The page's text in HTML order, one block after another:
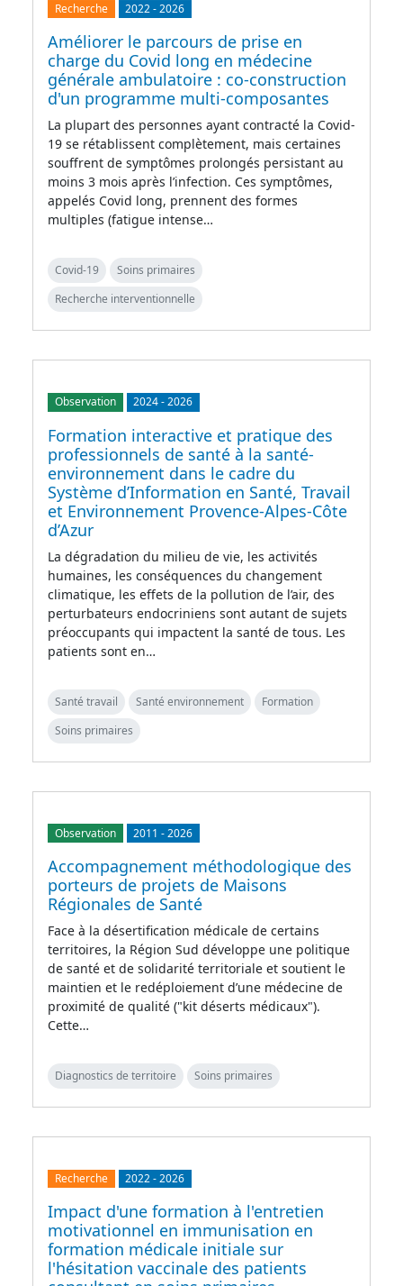
Recherche 2022-2026
Améliorer le parcours de prise en
charge du Covid long en médecine
générale ambulatoire : co-construction
d'un programme multi-composantes
La plupart des personnes ayant contracté la Covid-
19 se rétablissent complètement, mais certaines
souffrent de symptômes prolongés persistant au
moins 3 mois après l’infection. Ces symptômes,
appelés Covid long, prennent des formes
multiples (fatigue intense…
Covid-19
Soins primaires
Recherche interventionnelle
Observation 2024-2026
Formation interactive et pratique des
professionnels de santé à la santé-
environnement dans le cadre du
Système d’Information en Santé, Travail
et Environnement Provence-Alpes-Côte
d’Azur
La dégradation du milieu de vie, les activités
humaines, les conséquences du changement
climatique, les effets de la pollution de l’air, des
perturbateurs endocriniens sont autant de sujets
préoccupants qui impactent la santé de tous. Les
patients sont en…
Santé travail Santé environnement
Formation
Soins primaires
Observation 2011 -2026
Accompagnement méthodologique des
porteurs de projets de Maisons
Régionales de Santé
Face à la désertification médicale de certains
territoires, la Région Sud développe une politique
de santé et de solidarité territoriale et soutient le
maintien et le redéploiement d’une médecine de
proximité de qualité ("kit déserts médicaux").
Cette…
Diagnostics de territoire Soins primaires
Recherche 2022-2026
Impact d'une formation à l'entretien
motivationnel en immunisation en
formation médicale initiale sur
l'hésitation vaccinale des patients